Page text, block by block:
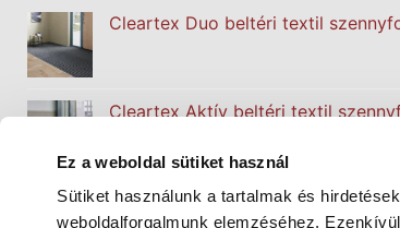
Ez a weboldal sütiket használ
Sütiket használunk a tartalmak és
weboldalforgalmunk elemzéséhez.
Cleartex Duo beltéri textil
Cleartex Aktív beltéri textil
Cleartex Classic beltéri textil